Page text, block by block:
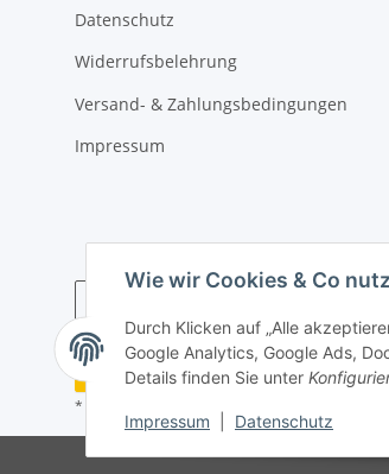
Wie wir Cookies & Co
Durch Klicken auf „Alle
Google Analytics, Google Ads,
Details finden Sie unter
Impressum Datenschutz
Datenschutz
Widerrufsbelehrung
Versand- & Zahlungsbedingungen
Impressum
Widerrufsbutton
* Alle Preise inkl. gesetzlicher USt., zzgl.